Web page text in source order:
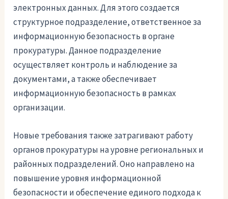
электронных данных. Для этого создается
структурное подразделение, ответственное за
информационную безопасность в органе
прокуратуры. Данное подразделение
осуществляет контроль и наблюдение за
документами, а также обеспечивает
информационную безопасность в рамках
организации.
Новые требования также затрагивают работу
органов прокуратуры на уровне региональных и
районных подразделений. Оно направлено на
повышение уровня информационной
безопасности и обеспечение единого подхода к